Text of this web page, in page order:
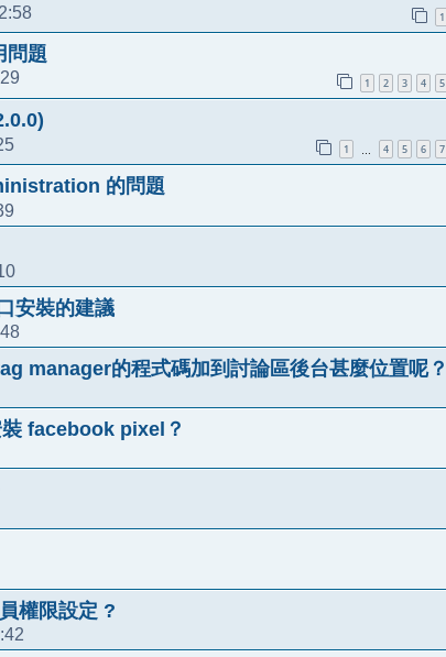
1
問題
1 2 3 4 5
1 … 4 5 6 7
的問題
安裝的建議
manager的程式碼加到討論區後台甚麼位置呢？
facebook pixel？
權限設定 ?